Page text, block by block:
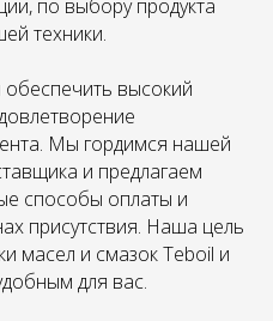
по выбору продукта
техники.
высокий
Мы гордимся нашей
и предлагаем
способы оплаты и
присутствия. Наша цель
масел и смазок Teboil и
для вас.